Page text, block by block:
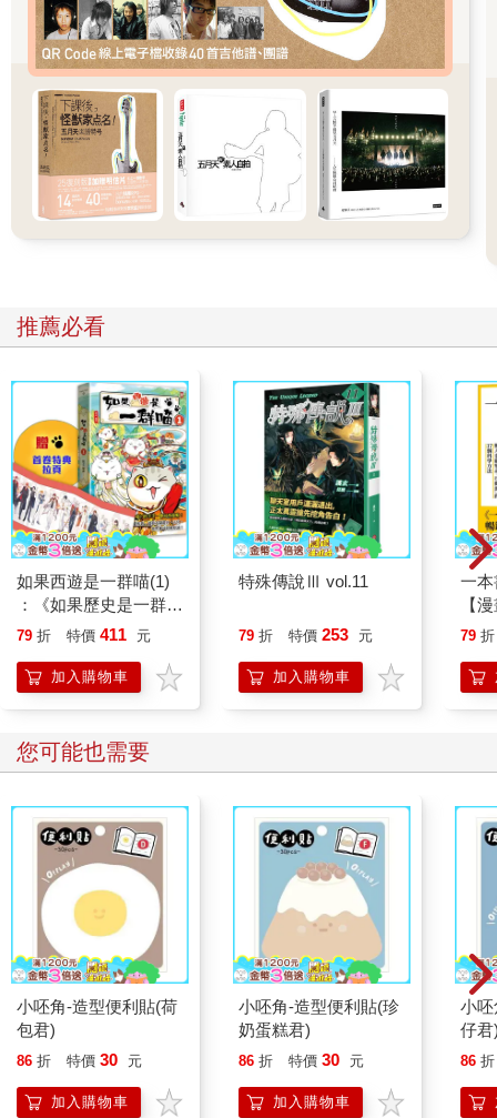
備，除了備好骨架與黏土，還特地繪製一張小草圖，用淺顯易懂
的方式分析形態。幾年下來，他累積了許多圖畫、草稿、解剖書
籍與成功作品的相片。烏迪斯發現他所繪的草稿、圖片極受歡
必備基礎解剖學知識的素材集結成書，烏迪斯這才浮現製作本書
的念頭。
【敲門磚Kickstarter】
幾年過去，烏迪斯架設了網站（anatomy4sculptors.com），開發
比例計算器，建立臉書粉絲專頁，分享解剖資訊及他親手繪製的
募資平臺「敲門磚」（Kickstarter）上為本書募資。有了眾人鼎
力襄助，烏迪斯終於實現出書的願望，完成本書。
計畫推動期間，率先加入烏迪斯和山迪斯的是兩位拉脫維亞的朋
友Sabina Grams和Edgars Vegners，他們貢獻了電腦繪圖和攝影
的專長。山迪斯的兄弟Janis Kondrats幫他們開發網站註冊系統，
供計畫贊助人參與、測試本書的內容。由於烏迪斯和山迪斯的母
語並非英語，為求慎重，也請Monika Hanley和Johannah Larson
協助編校，而Pauls Keire醫師則提供醫學方面的解剖學專業。烏
迪斯和山迪斯因為這個計畫，有幸結識了Chris Rawlinson 和
Sergio Alessandro Servillo，他們以3D立體掃描和造型的參考文獻
等素材，補充了許多頁面。Shutterstock圖庫網站則提供烏迪斯許
斯和山迪斯於本書發展階段也旅行世界各地，參加許多沙雕比賽
和活動，與來自世界各國的沙雕愛好者交流討論，這些國際沙雕
社群的朋友對本書也貢獻良多。計畫推動期間，西雅圖的拉脫維
親友的支持與理解，這項計畫不可能成功。
成真。他累積了十一年古典藝術的訓練，以及九年間兩百多場國
際雕塑季、座談會、展覽的歷練，再加上四年來遍覽群籍、鑽研
人體解剖學、繪製圖片的努力，本書才得以出版問世。（摘自
《藝用3D人體解剖書：認識人體結構與造型》內文）
推薦必看
如果西遊是一群喵(1)
：《如果歷史是一群
喵》作者最新力作，附
79 折 特價 411 元
加入購物車
特殊傳說Ⅲ vol.11
79 折 特價 253 元
加入購物車
一
【
行
「
學方
79 折
您可能也需要
小呸角-造型便利貼(荷
包君)
86 折 特價 30 元
加入購物車
小呸角-造型便利貼(珍
奶蛋糕君)
86 折 特價 30 元
加入購物車
小
仔君
86 折